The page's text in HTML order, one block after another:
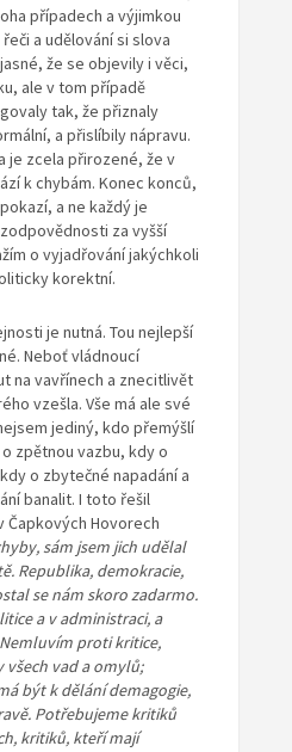
případech a výjimkou
a udělování si slova
že se objevily i věci,
ale v tom případě
tak, že přiznaly
a přislíbily nápravu.
je zcela přirozené, že v
k chybám. Konec konců,
a ne každý je
za vyšší
o vyjadřování jakýchkoli
korektní.
je nutná. Tou nejlepší
Neboť vládnoucí
na vavřínech a znecitlivět
vzešla. Vše má ale své
jediný, kdo přemýšlí
zpětnou vazbu, kdy o
o zbytečné napadání a
banalit. I toto řešil
Čapkových Hovorech
sám jsem jich udělal
Republika, demokracie,
se nám skoro zadarmo.
a v administraci, a
protikritice,
vad a omylů;
být k dělání demagogie,
Potřebujemekritiků
kritiků, kteří mají